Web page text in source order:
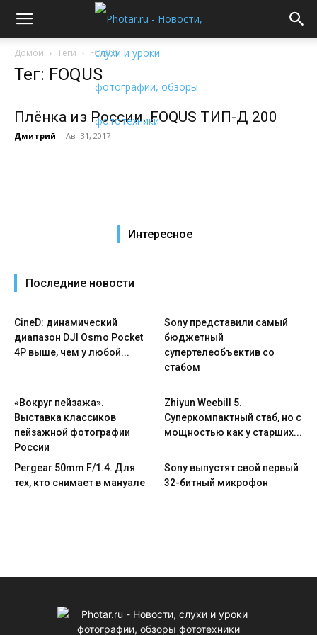
Домой Теги FOQUS
Тег: FOQUS
Плёнка из России. FOQUS ТИП-Д 200
Дмитрий - Авг 31, 2017
Интересное
Последние новости
CineD: динамический
диапазон DJI Osmo Pocket
4P выше, чем у любой...
Sony представили самый
бюджетный
супертелеобъектив со
стабом
«Вокруг пейзажа».
Выставка классиков
пейзажной фотографии
России
Zhiyun Weebill 5.
Cуперкомпактный стаб, но с
мощностью как у старших...
Pergear 50mm F/1.4. Для
тех, кто снимает в мануале
Sony выпустят свой первый
32-битный микрофон